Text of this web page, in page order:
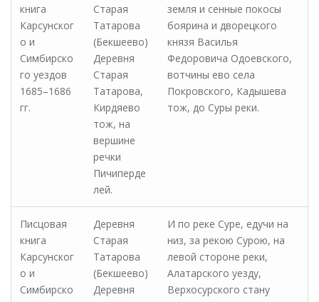
книга
Карсунског
о и
Симбирско
го уездов
1685–1686
гг.
Старая
Татарова
(Бекшеево)
Деревня
Старая
Татарова,
Кирдяево
тож, на
вершине
речки
Пичиперде
лей.
земля и сенные покосы
боярина и дворецкого
князя Василья
Федоровича Одоевского,
вотчины ево села
Покровского, Кадышева
тож, до Суры реки.
Писцовая
книга
Карсунског
о и
Симбирско
Деревня
Старая
Татарова
(Бекшеево)
Деревня
И по реке Суре, едучи на
низ, за рекою Сурою, на
левой стороне реки,
Алатарского уезду,
Верхосурского стану